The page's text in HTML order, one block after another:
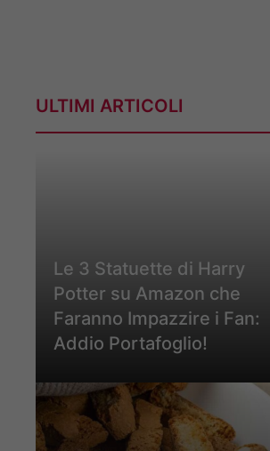
ULTIMI ARTICOLI
Le 3 Statuette di Harry
Potter su Amazon che
Faranno Impazzire i Fan:
Addio Portafoglio!